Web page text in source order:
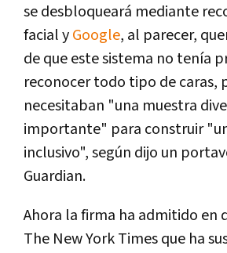
se desbloqueará mediante
facial yGoogle, al parecer,
de que este sistema no tenía
reconocer todo tipo de caras,
necesitaban "una muestra
importante" para construir
inclusivo", según dijo un
Guardian.
Ahora la firma ha admitido en
The New York Times que ha